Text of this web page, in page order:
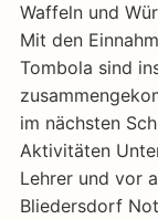
Waffeln und
Mit den
Tombola sind
im nächsten
Aktivitäten
Lehrer und vor
Bliedersdorf